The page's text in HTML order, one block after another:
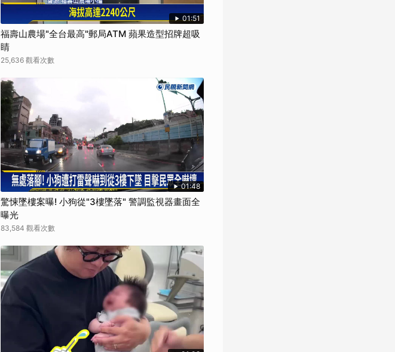
01:51
福壽山農場"全台最高"郵局ATM 蘋果造型招牌超吸
睛
25,636 觀看次數
01:48
驚悚墜樓案曝! 小狗從"3樓墜落" 警調監視器畫面全
曝光
83,584 觀看次數